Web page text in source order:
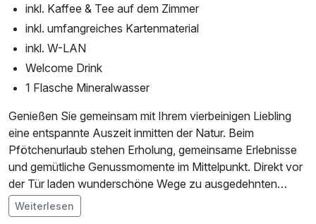
inkl. Kaffee & Tee auf dem Zimmer
inkl. umfangreiches Kartenmaterial
inkl. W-LAN
Welcome Drink
1 Flasche Mineralwasser
Genießen Sie gemeinsam mit Ihrem vierbeinigen Liebling
eine entspannte Auszeit inmitten der Natur. Beim
Pfötchenurlaub stehen Erholung, gemeinsame Erlebnisse
und gemütliche Genussmomente im Mittelpunkt. Direkt vor
der Tür laden wunderschöne Wege zu ausgedehnten
Spaziergängen und kleinen Abenteuern mit Ihrem Hund
ein. Ihr Hund ist im Hotel sowie im Frühstücksraum und im
Weiterlesen